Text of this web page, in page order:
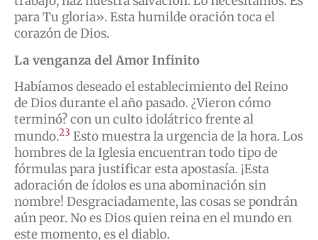
para Tu gloria». Esta humilde oración toca el
corazón de Dios.
La venganza del Amor Infinito
Habíamos deseado el establecimiento del Reino
de Dios durante el año pasado. ¿Vieron cómo
terminó? con un culto idolátrico frente al
mundo.23 Esto muestra la urgencia de la hora. Los
hombres de la Iglesia encuentran todo tipo de
fórmulas para justificar esta apostasía. ¡Esta
adoración de ídolos es una abominación sin
nombre! Desgraciadamente, las cosas se pondrán
aún peor. No es Dios quien reina en el mundo en
este momento, es el diablo.